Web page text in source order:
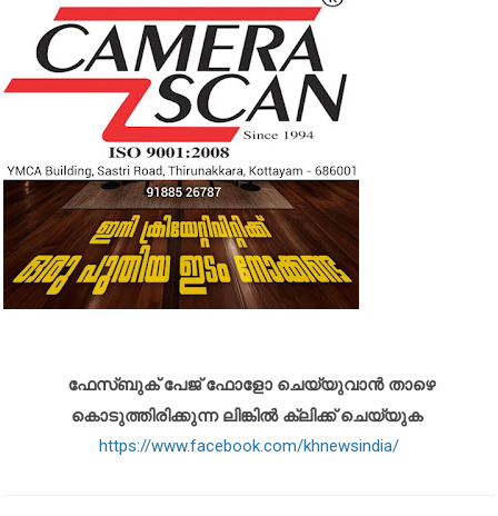
ഫേസ്ബുക് പേജ് ഫോളോ ചെയ്യുവാൻ താഴെ
കൊടുത്തിരിക്കുന്ന ലിങ്കിൽ ക്ലിക്ക് ചെയ്യുക
https://www.facebook.com/khnewsindia/